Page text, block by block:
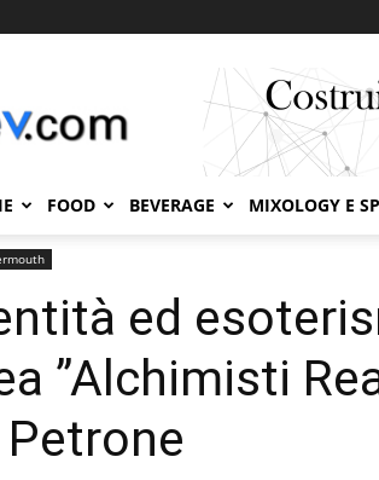
FOOD BEVERAGE MIXOLOGY E
ed
”Alchimisti